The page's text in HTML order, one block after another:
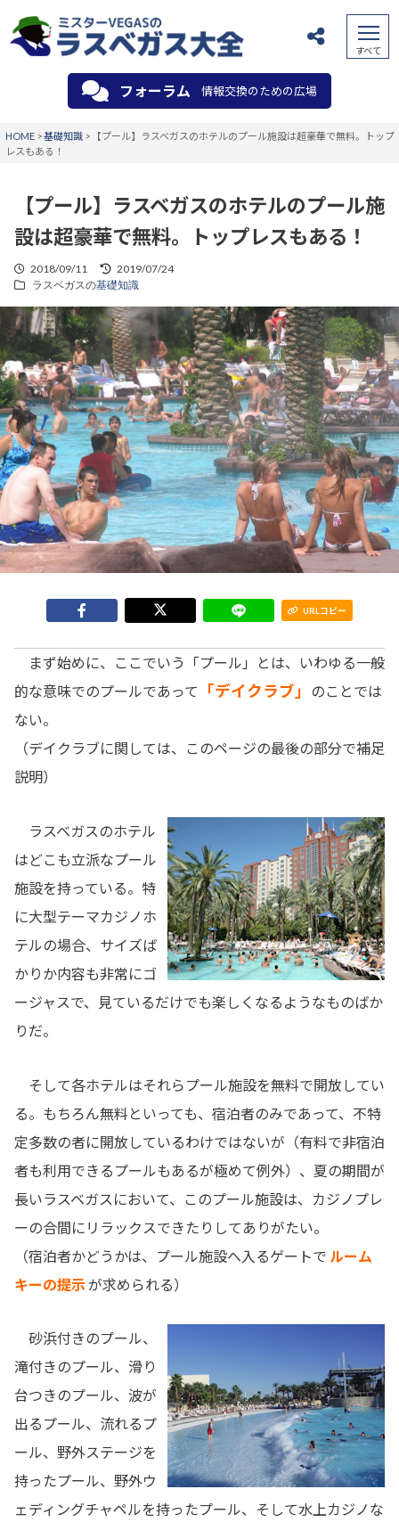
フォーラム 情報交換のための広場
HOME>基礎知識>
【プール】ラスベガスのホテルのプール施設は超豪華で無料。トップ
レスもある！
【プール】ラスベガスのホテルのプール施
設は超豪華で無料。トップレスもある！
2018/09/11
2019/07/24
ラスベガスの基礎知識
URLコピー
まず始めに、ここでいう「プール」とは、いわゆる一般
的な意味でのプールであって
「デイクラブ」
のことでは
ない。
（デイクラブに関しては、このページの最後の部分で補足
説明）
ラスベガスのホテル
はどこも立派なプール
施設を持っている。特
に大型テーマカジノホ
テルの場合、サイズば
かりか内容も非常にゴ
ージャスで、見ているだけでも楽しくなるようなものばか
りだ。
そして各ホテルはそれらプール施設を無料で開放してい
る。もちろん無料といっても、宿泊者のみであって、不特
定多数の者に開放しているわけではないが（有料で非宿泊
者も利用できるプールもあるが極めて例外）、 夏の期間が
長いラスベガスにおいて、このプール施設は、カジノプレ
ーの合間にリラックスできたりしてありがたい。
（宿泊者かどうかは、プール施設へ入るゲートで ルーム
キーの提示が求められる）
砂浜付きのプール、
滝付きのプール、滑り
台つきのプール、波が
出るプール、流れるプ
ール、野外ステージを
持ったプール、野外ウ
ェディングチャペルを持ったプール、そして水上カジノな